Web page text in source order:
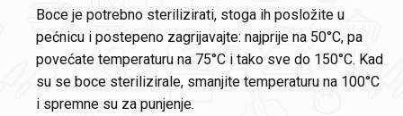
Boce je potrebno sterilizirati, stoga ih posložite u
pećnicu i postepeno zagrijavajte: najprije na 50°C, pa
povećate temperaturu na 75°C i tako sve do 150°C. Kad
su se boce sterilizirale, smanjite temperaturu na 100°C
i spremne su za punjenje.